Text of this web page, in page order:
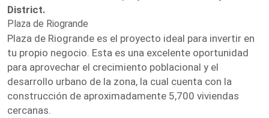
District.
Plaza de Riogrande
Plaza de Riogrande es el proyecto ideal para invertir en
tu propio negocio. Esta es una excelente oportunidad
para aprovechar el crecimiento poblacional y el
desarrollo urbano de la zona, la cual cuenta con la
construcción de aproximadamente 5,700 viviendas
cercanas.